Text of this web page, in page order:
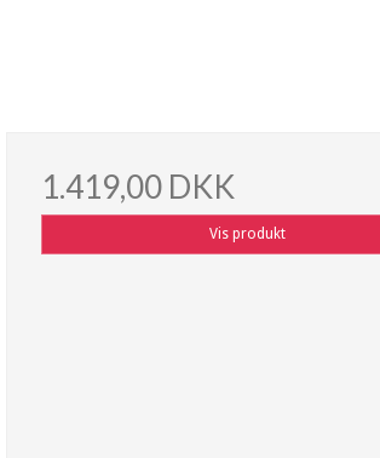
1.419,00 DKK
Vis produkt